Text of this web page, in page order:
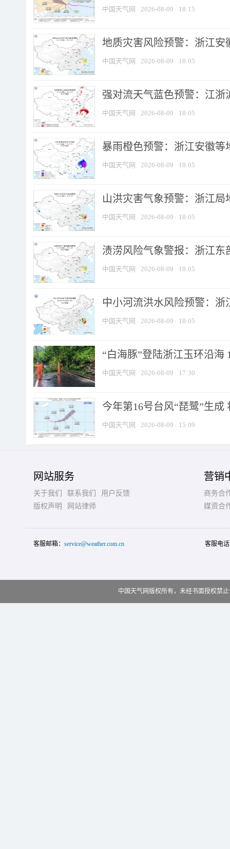
中国天气网 2026-08-09 18:15
地质灾害风险预警：浙江安
中国天气网 2026-08-09 18:05
强对流天气蓝色预警：江浙
中国天气网 2026-08-09 18:05
暴雨橙色预警：浙江安徽等
中国天气网 2026-08-09 18:05
山洪灾害气象预警：浙江
中国天气网 2026-08-09 18:05
渍涝风险气象警报：浙江
中国天气网 2026-08-09 18:05
中小河流洪水风险预警：
中国天气网 2026-08-09 18:05
“白海豚”登陆浙江玉环沿海
中国天气网 2026-08-09 17:30
今年第16号台风“琵鹭”生
中国天气网 2026-08-09 15:09
网站服务
关于我们 联系我们
用户反馈
版权声明
网站律师
营销
商务合
媒资合
客服邮箱： service@weather.com.cn 客服电
中国天气网版权所有，未经书面授权